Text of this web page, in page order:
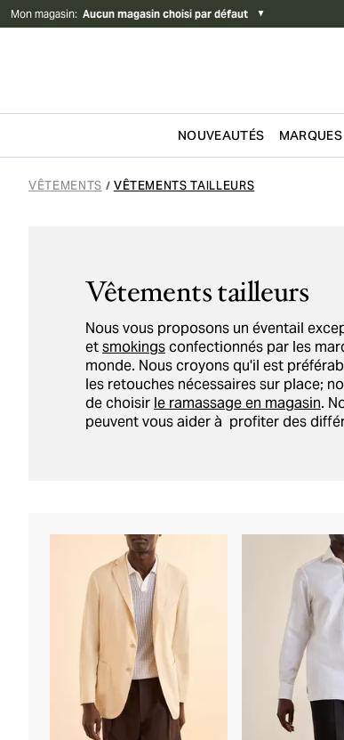
Mon magasin: Aucun magasin choisi par défaut ▼
NOUVEAUTÉS MARQUES
VÊTEMENTS / VÊTEMENTS TAILLEURS
Vêtements tailleurs
Nous vous proposons un éventail
etsmokingsconfectionnés par les
monde. Nous croyons qu'il est
les retouches nécessaires sur place;
de choisir le ramassage en magasin.
peuvent vous aider à profiter des